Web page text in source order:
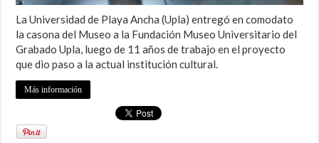
La Universidad de Playa Ancha (Upla) entregó en comodato
la casona del Museo a la Fundación Museo Universitario del
Grabado Upla, luego de 11 años de trabajo en el proyecto
que dio paso a la actual institución cultural.
Más información